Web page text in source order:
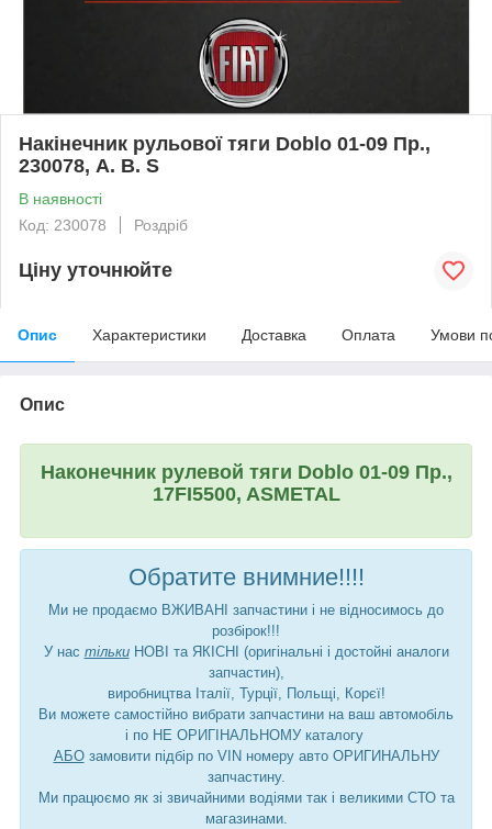
Накінечник рульової тяги Doblo 01-09 Пр.,
230078, A. B. S
В наявності
Код: 230078
Роздріб
Ціну уточнюйте
Опис Характеристики Доставка Оплата Умови
Опис
Наконечник рулевой тяги Doblo 01-09 Пр.,
17FI5500, ASMETAL
Обратите внимние!!!!
Ми не продаємо ВЖИВАНІ запчастини і не відносимось до
розбірок!!!
У нас тількиНОВІ та ЯКІСНІ (оригінальні і достойні аналоги
запчастин),
виробництва Італії, Турції, Польщі, Корєї!
Ви можете самостійно вибрати запчастини на ваш автомобіль
і по НЕ ОРИГІНАЛЬНОМУ каталогу
АБОзамовити підбір по VIN номеру авто ОРИГИНАЛЬНУ
запчастину.
Ми працюємо як зі звичайними водіями так і великими СТО та
магазинами.